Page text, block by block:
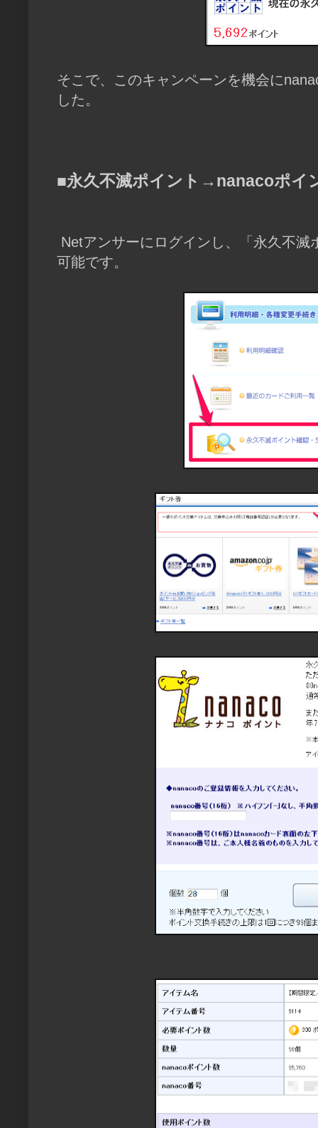
そこで、このキャンペーンを機会に
した。
■永久不滅ポイント→nanacoポイ
Netアンサーにログインし、「永久不
可能です。